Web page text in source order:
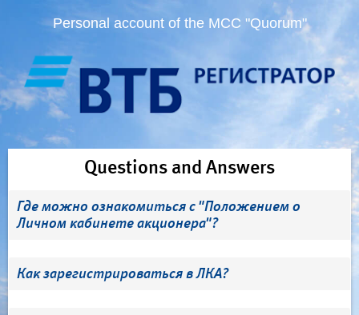
Personal account of the MCC "Quorum"
Questions and Answers
Где можно ознакомиться с "Положением о
Личном кабинете акционера"?
Как зарегистрироваться в ЛКА?